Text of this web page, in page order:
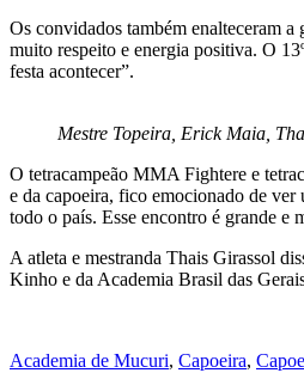
Os convidados também enalteceram
muito respeito e energia positiva. O
festa acontecer”.
Mestre Topeira, Erick Maia,
O tetracampeão MMA Fightere e
e da capoeira, fico emocionado de ver
todo o país. Esse encontro é grande e
A atleta e mestranda Thais Girassol
Kinho e da Academia Brasil das
Academia de Mucuri, Capoeira,